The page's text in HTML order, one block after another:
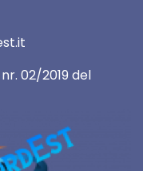
02/2019 del